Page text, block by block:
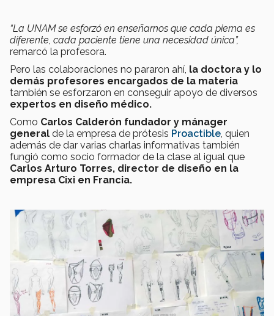
“La UNAM se esforzó en enseñarnos que cada pierna es
diferente, cada paciente tiene una necesidad única”,
remarcó la profesora.
Pero las colaboraciones no pararon ahí, la doctora y lo
demás profesores encargados de la materia
también se esforzaron en conseguir apoyo de diversos
expertos en diseño médico.
Como Carlos Calderón fundador y mánager
general de la empresa de prótesis Proactible, quien
además de dar varias charlas informativas también
fungió como socio formador de la clase al igual que
Carlos Arturo Torres, director de diseño en la
empresa Cixi en Francia.